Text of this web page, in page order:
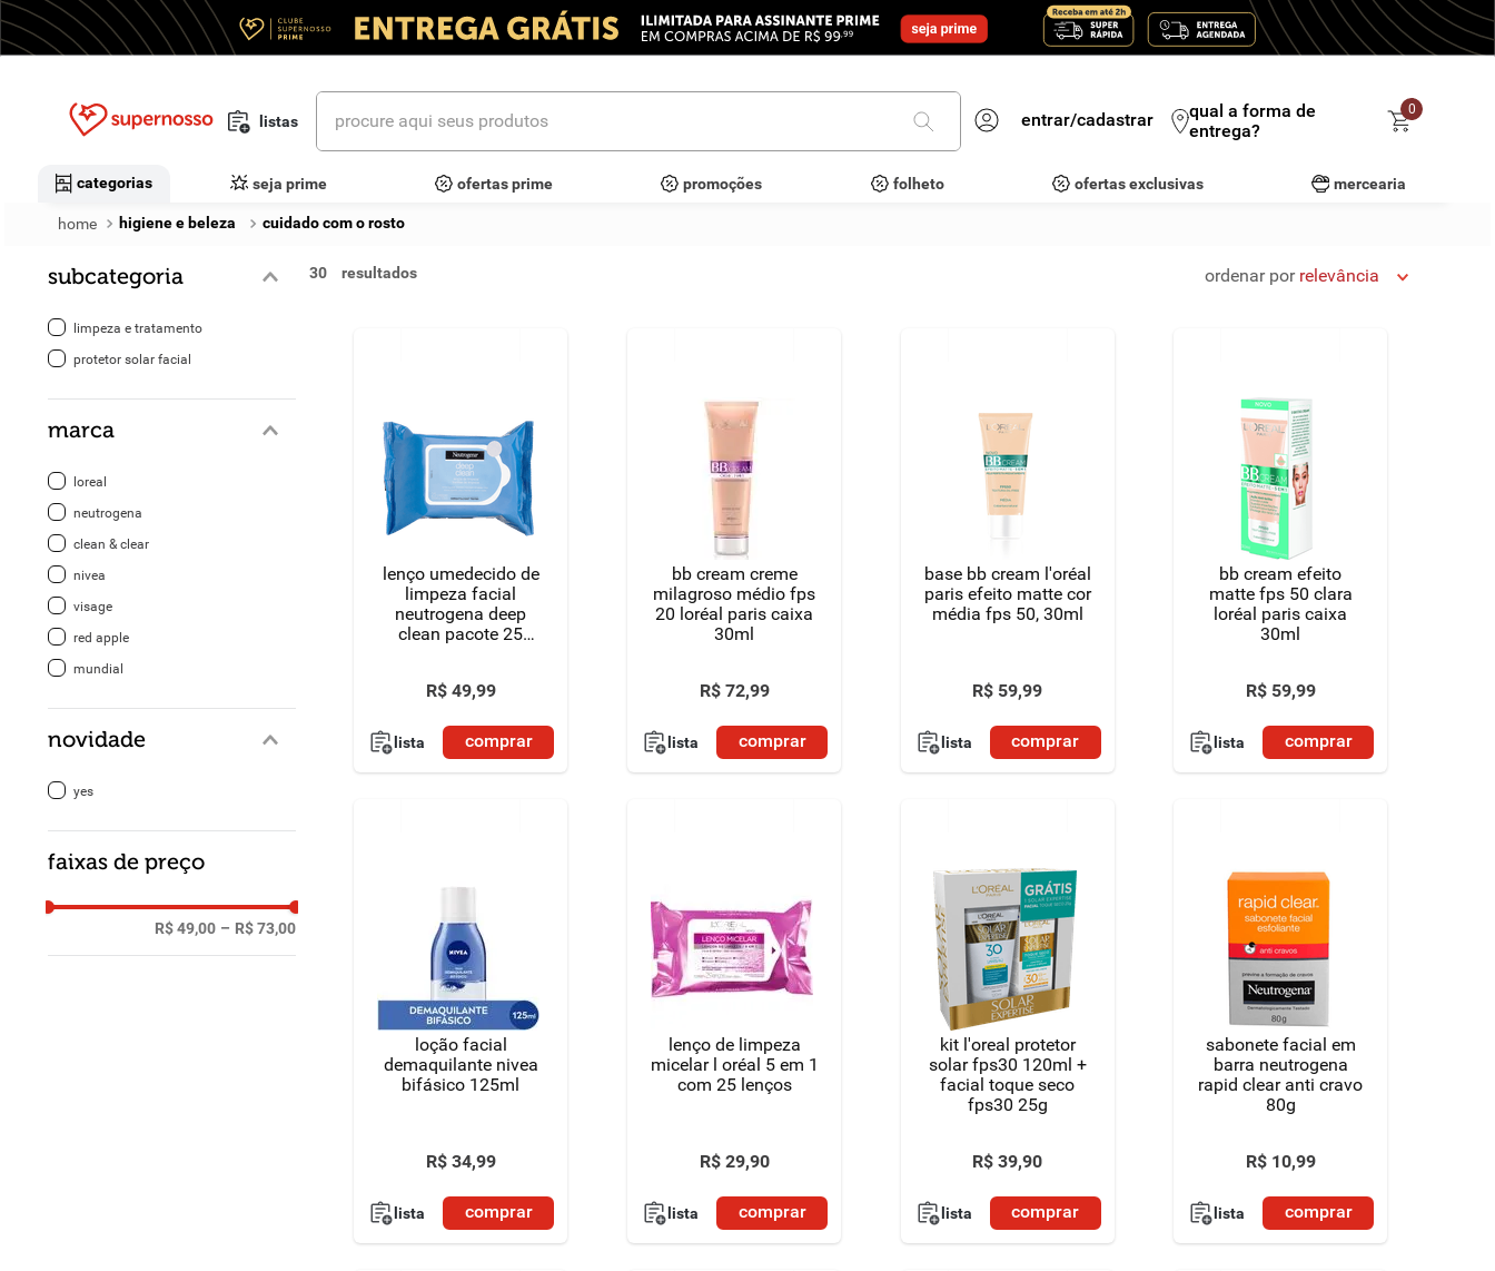
listas
procure aqui seus produtos
entrar/cadastrar
qual a forma de
entrega?
0
categorias seja prime ofertas prime promoções folheto ofertas exclusivas mercearia
higiene e beleza cuidado com o rosto
subcategoria
limpeza e tratamento
protetor solar facial
marca
loreal
neutrogena
clean & clear
nivea
visage
red apple
mundial
novidade
yes
faixas de preço
R$ 49,00 – R$ 73,00
30 ordenar por relevância
lenço umedecido de
limpeza facial
neutrogena deep
clean pacote 25
R$ 49,99
lista comprar
bb cream creme
milagroso médio fps
20 loréal paris caixa
30ml
R$ 72,99
lista comprar
base bb cream l'oréal
paris efeito matte cor
média fps 50, 30ml
R$ 59,99
lista comprar
bb cream efeito
matte fps 50 clara
loréal paris caixa
30ml
R$ 59,99
lista comprar
loção facial
demaquilante nivea
bifásico 125ml
R$ 34,99
lista comprar
lenço de limpeza
micelar l oréal 5 em 1
com 25 lenços
R$ 29,90
lista comprar
kit l'oreal protetor
solar fps30 120ml +
facial toque seco
fps30 25g
R$ 39,90
lista comprar
sabonete facial em
barra neutrogena
rapid clear anti cravo
80g
R$ 10,99
lista comprar
termos mais buscados
biscoito
chocolate